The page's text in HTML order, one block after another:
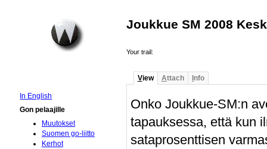
Joukkue SM 2008
Your trail:
View Attach Info
Onko Joukkue-SM:n
tapauksessa, että kun
sataprosenttisen
In English
Gon pelaajille
Muutokset
Suomen go-liitto
Kerhot